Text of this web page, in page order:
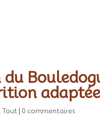
,Tout | 0 commentaires